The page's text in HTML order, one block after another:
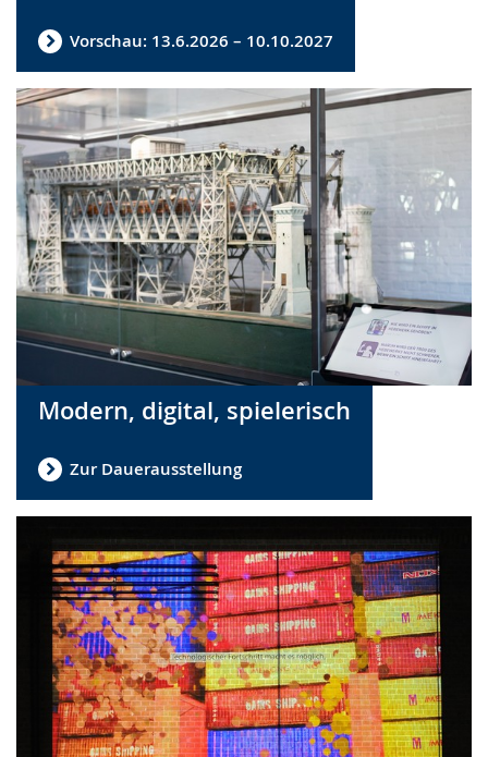
Vorschau: 13.6.2026 – 10.10.2027
Modern, digital, spielerisch
Zur Dauerausstellung